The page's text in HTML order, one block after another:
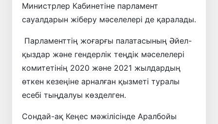
Министрлер Кабинетіне парламент
сауалдарын жіберу мәселелері де қаралады.
Парламенттің жоғарғы палатасының Әйел-
қыздар және гендерлік теңдік мәселелері
комитетінің 2020 және 2021 жылдардың
өткен кезеңіне арналған қызметі туралы
есебі тыңдалуы көзделген.
Сондай-ақ Кеңес мәжілісінде Аралбойы